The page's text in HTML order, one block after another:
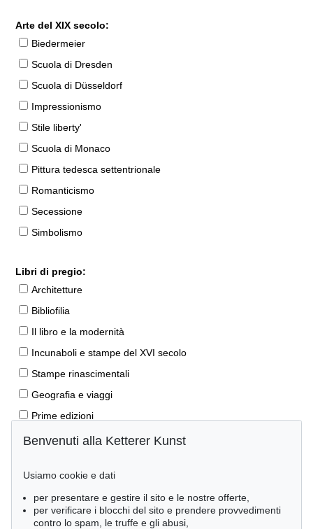
Arte del XIX secolo:
Biedermeier
Scuola di Dresden
Scuola di Düsseldorf
Impressionismo
Stile liberty'
Scuola di Monaco
Pittura tedesca settentrionale
Romanticismo
Secessione
Simbolismo
Libri di pregio:
Architetture
Bibliofilia
Il libro e la modernità
Incunaboli e stampe del XVI secolo
Stampe rinascimentali
Geografia e viaggi
Prime edizioni
Manoscritti antichi
Libri per bambini
Lifestyle
Pietre miliari delle scienze naturali
Benvenuti alla Ketterer Kunst
Usiamo cookie e dati
per presentare e gestire il sito e le nostre offerte,
per verificare i blocchi del sito e prendere provvedimenti
contro lo spam, le truffe e gli abusi,